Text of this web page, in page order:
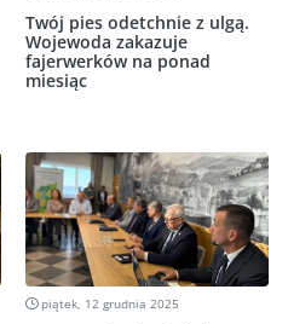
Twój pies odetchnie z ulgą.
Wojewoda zakazuje
fajerwerków na ponad
miesiąc
piątek, 12 grudnia 2025